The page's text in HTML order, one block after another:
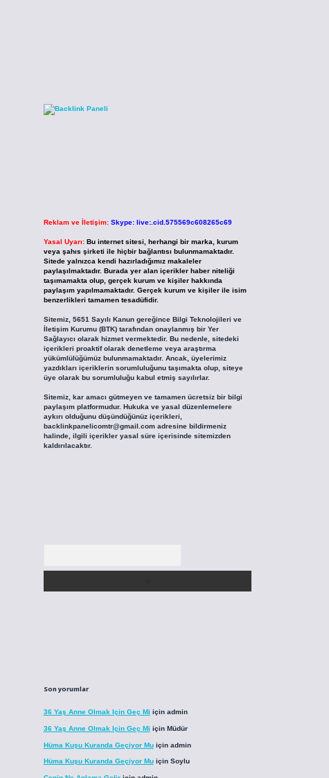
Reklam ve İletişim: Skype: live:.cid.575569c608265c69
Yasal Uyarı: Bu internet sitesi, herhangi bir marka, kurum
veya şahıs şirketi ile hiçbir bağlantısı bulunmamaktadır.
Sitede yalnızca kendi hazırladığımız makaleler
paylaşılmaktadır. Burada yer alan içerikler haber niteliği
taşımamakta olup, gerçek kurum ve kişiler hakkında
paylaşım yapılmamaktadır. Gerçek kurum ve kişiler ile isim
benzerlikleri tamamen tesadüfidir.
Sitemiz, 5651 Sayılı Kanun gereğince Bilgi Teknolojileri ve
İletişim Kurumu (BTK) tarafından onaylanmış bir Yer
Sağlayıcı olarak hizmet vermektedir. Bu nedenle, sitedeki
içerikleri proaktif olarak denetleme veya araştırma
yükümlülüğümüz bulunmamaktadır. Ancak, üyelerimiz
yazdıkları içeriklerin sorumluluğunu taşımakta olup, siteye
üye olarak bu sorumluluğu kabul etmiş sayılırlar.
Sitemiz, kar amacı gütmeyen ve tamamen ücretsiz bir bilgi
paylaşım platformudur. Hukuka ve yasal düzenlemelere
aykırı olduğunu düşündüğünüz içerikleri,
backlinkpanelicomtr@gmail.comadresine bildirmeniz
halinde, ilgili içerikler yasal süre içerisinde sitemizden
kaldırılacaktır.
Son yorumlar
36 Yaş Anne Olmak Için Geç Mi için admin
36 Yaş Anne Olmak Için Geç Mi için Müdür
Hüma Kuşu Kuranda Geçiyor Muiçin admin
Hüma Kuşu Kuranda Geçiyor Muiçin Soylu